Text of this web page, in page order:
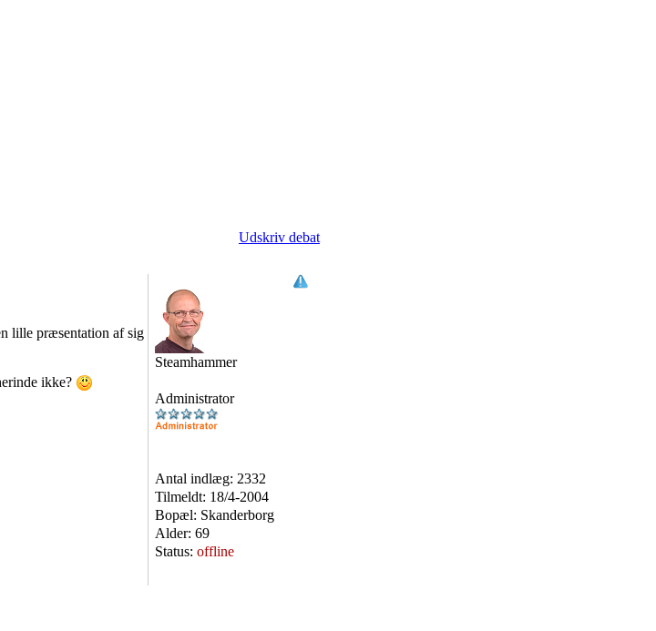
Udskriv debat
lille præsentation af sig
ikke?
Steamhammer
Administrator
Antal indlæg: 2332
Tilmeldt: 18/4-2004
Bopæl: Skanderborg
Alder: 69
Status: offline